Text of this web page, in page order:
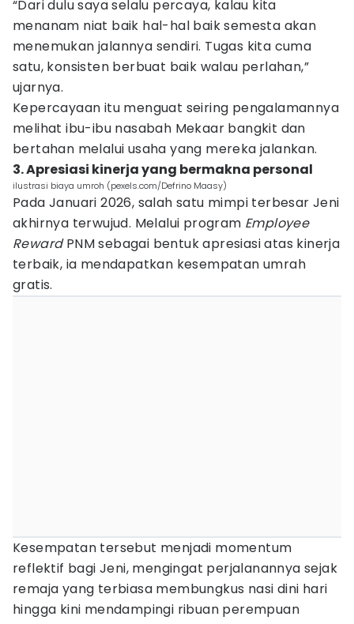
“Dari dulu saya selalu percaya, kalau kita
menanam niat baik hal-hal baik semesta akan
menemukan jalannya sendiri. Tugas kita cuma
satu, konsisten berbuat baik walau perlahan,”
ujarnya.
Kepercayaan itu menguat seiring pengalamannya
melihat ibu-ibu nasabah Mekaar bangkit dan
bertahan melalui usaha yang mereka jalankan.
3. Apresiasi kinerja yang bermakna personal
ilustrasi biaya umroh (pexels.com/Defrino Maasy)
Pada Januari 2026, salah satu mimpi terbesar Jeni
akhirnya terwujud. Melalui program Employee
RewardPNM sebagai bentuk apresiasi atas kinerja
terbaik, ia mendapatkan kesempatan umrah
gratis.
Kesempatan tersebut menjadi momentum
reflektif bagi Jeni, mengingat perjalanannya sejak
remaja yang terbiasa membungkus nasi dini hari
hingga kini mendampingi ribuan perempuan